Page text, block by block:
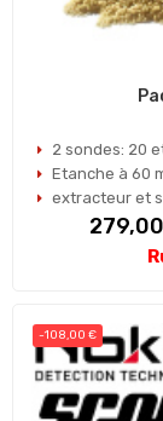
2 sondes: 20
Etanche à 60
extracteur et
Prix
-108,00 €